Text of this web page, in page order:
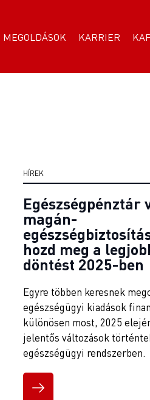
MEGOLDÁSOK KARRIER
HÍREK
Egészségpénztár
magán-
hozd meg a
döntést 2025-ben
Egyre többen keresnek
egészségügyi kiadások
különösen most, 2025
jelentős változások
egészségügyi rendszerben.